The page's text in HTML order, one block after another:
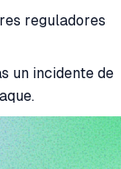
reguladores
un incidente de